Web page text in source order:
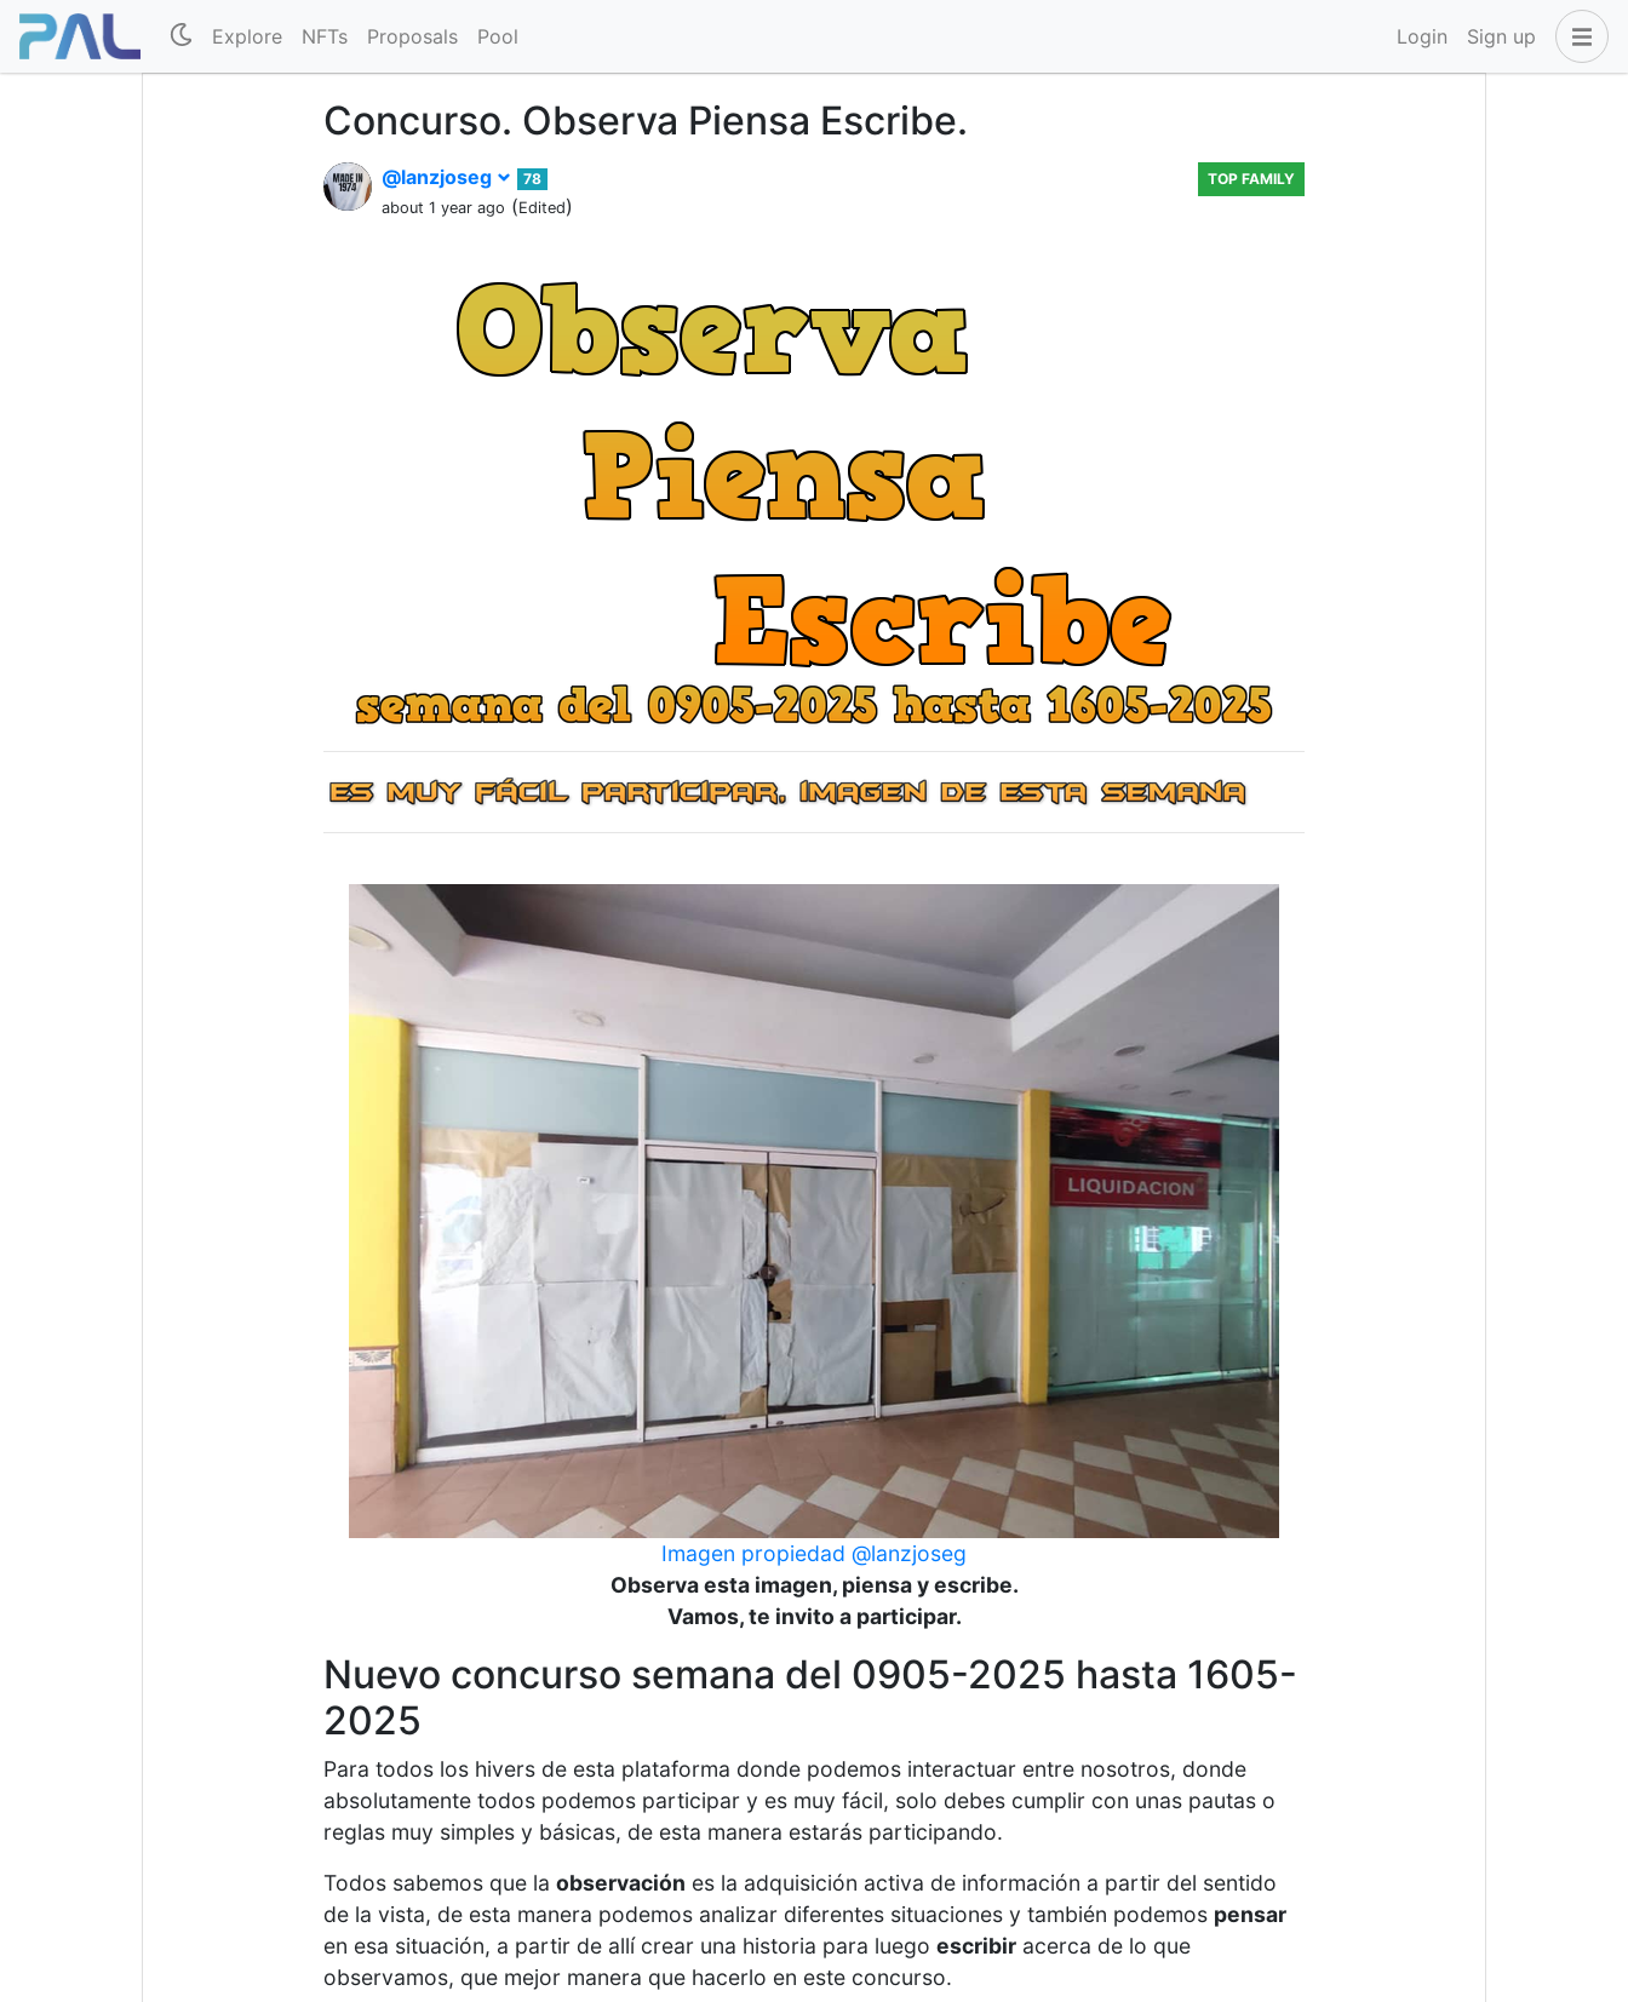
Explore NFTs Proposals Pool Login Sign up
Concurso. Observa Piensa Escribe.
@lanzjoseg
78
about 1 year ago (Edited)
TOP FAMILY
Imagen propiedad @lanzjoseg
Observa esta imagen, piensa y escribe.
Vamos, te invito a participar.
Nuevo concurso semana del 0905-2025 hasta 1605-
2025
Para todos los hivers de esta plataforma donde podemos interactuar entre nosotros, donde
absolutamente todos podemos participar y es muy fácil, solo debes cumplir con unas pautas o
reglas muy simples y básicas, de esta manera estarás participando.
Todos sabemos que la observación es la adquisición activa de información a partir del sentido
de la vista, de esta manera podemos analizar diferentes situaciones y también podemos pensar
en esa situación, a partir de allí crear una historia para luego escribir acerca de lo que
observamos, que mejor manera que hacerlo en este concurso.